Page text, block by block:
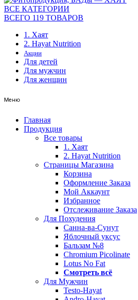
ВСЕ КАТЕГОРИИ
ВСЕГО 119 ТОВАРОВ
1. Хаят
2. Hayat Nutrition
Акции
Для детей
Для мужчин
Для женщин
Меню
Главная
Продукция
Все товары
1. Хаят
2. Hayat Nutrition
Страницы Магазина
Корзина
Оформление Заказа
Мой Аккаунт
Избранное
Отслеживание Заказа
Для Похудения
Санна-ва-Сунут
Яблочный уксус
Бальзам №8
Chromium Picolinate
Lotus No Fat
Смотреть всё
Для Мужчин
Testo-Hayat